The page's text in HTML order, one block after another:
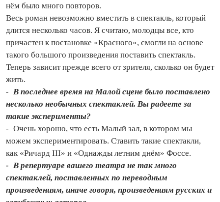
нём было много повторов.
Весь роман невозможно вместить в спектакль, который
длится несколько часов. Я считаю, молодцы все, кто
причастен к постановке «Красного», смогли на основе
такого большого произведения поставить спектакль.
Теперь зависит прежде всего от зрителя, сколько он будет
жить.
- В последнее время на Малой сцене было поставлено
несколько необычных спектаклей. Вы радеете за
такие эксперименты?
- Очень хорошо, что есть Малый зал, в котором мы
можем экспериментировать. Ставить такие спектакли,
как «Ричард III» и «Однажды летним днём» Фоссе.
- В репертуаре вашего театра не так много
спектаклей, поставленных по переводным
произведениям, иначе говоря, произведениям русских и